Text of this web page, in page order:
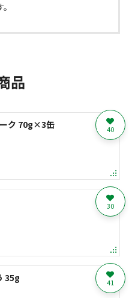
品
ク 70g×3缶 40
30
35g 41